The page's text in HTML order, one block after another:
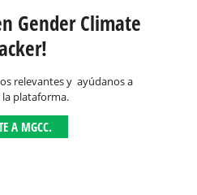
Gender Climate
relevantes y ayúdanos a
plataforma.
A MGCC.